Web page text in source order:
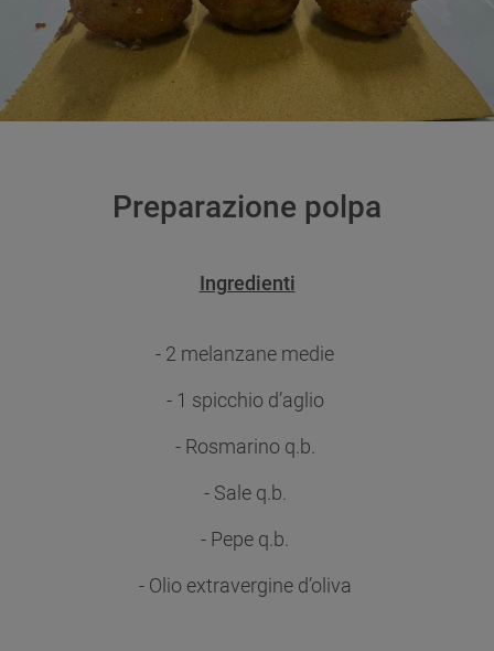
Preparazione polpa
Ingredienti
- 2 melanzane medie
- 1 spicchio d’aglio
- Rosmarino q.b.
- Sale q.b.
- Pepe q.b.
- Olio extravergine d’oliva